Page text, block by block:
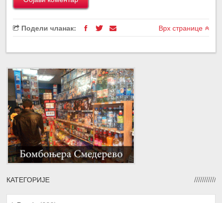
Подели чланак: Врх странице
КАТЕГОРИЈЕ